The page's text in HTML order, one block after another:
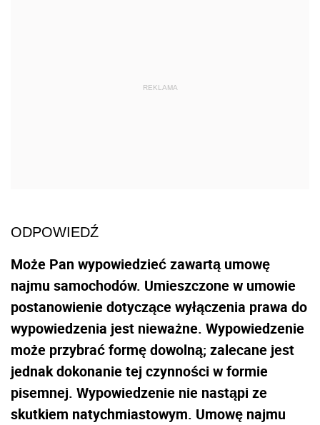
REKLAMA
ODPOWIEDŹ
Może Pan wypowiedzieć zawartą umowę
najmu samochodów. Umieszczone w umowie
postanowienie dotyczące wyłączenia prawa do
wypowiedzenia jest nieważne. Wypowiedzenie
może przybrać formę dowolną; zalecane jest
jednak dokonanie tej czynności w formie
pisemnej. Wypowiedzenie nie nastąpi ze
skutkiem natychmiastowym. Umowę najmu